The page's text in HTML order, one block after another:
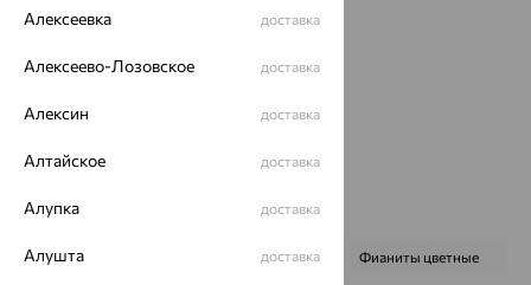
Проба:585
Страна происхождения:
Бренд:MAGIC STONES
Вес металла:
Характеристика вставки:
ВИД КАМНЯ Агат зеленый Фианиты цветные
Алексеевка доставка
Алексеево-Лозовское доставка
Алексин доставка
Алтайское доставка
Алупка доставка
Алушта доставка